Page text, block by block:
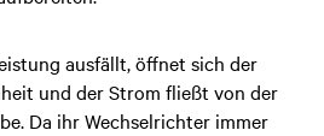
ausfällt, öffnet sich der
und der Strom fließt von der
Da ihr Wechselrichter immer